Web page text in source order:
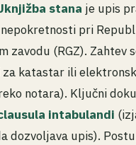
stana je upis
pri
zavodu (RGZ). Zahtev
za katastar ili
notara). Ključni
intabulandi
dozvoljava upis).